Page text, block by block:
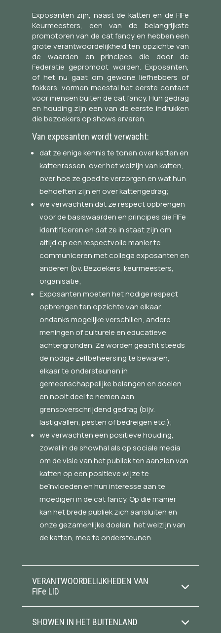
Exposanten zijn, naast de katten en de FIFe
Keurmeesters, een van de belangrijkste
promotoren van de cat fancy en hebben een
grote verantwoordelijkheid ten opzichte van
de waarden en principes die door de
Federatie gepromoot worden. Exposanten,
of het nu gaat om gewone liefhebbers of
fokkers, vormen meestal het eerste contact
voor mensen buiten de cat fancy. Hun gedrag
en houding zijn een van de eerste indrukken
die bezoekers op shows ervaren.
Van exposanten wordt verwacht:
dat ze enige kennis te tonen over katten en
kattenrassen, over het welzijn van katten,
over hoe ze goed te verzorgen en wat hun
behoeften zijn en over kattengedrag;
we verwachten dat ze respect opbrengen
voor de basiswaarden en principes die FIFe
identificeren en dat ze in staat zijn om
altijd op een respectvolle manier te
communiceren met collega exposanten en
anderen (bv. Bezoekers, keurmeesters,
organisatie;
Exposanten moeten het nodige respect
opbrengen ten opzichte van elkaar,
ondanks mogelijke verschillen, andere
meningen of culturele en educatieve
achtergronden. Ze worden geacht steeds
de nodige zelfbeheersing te bewaren,
elkaar te ondersteunen in
gemeenschappelijke belangen en doelen
en nooit deel te nemen aan
grensoverschrijdend gedrag (bijv.
lastigvallen, pesten of bedreigen etc.);
we verwachten een positieve houding,
zowel in de showhal als op sociale media
om de visie van het publiek ten aanzien van
katten op een positieve wijze te
beïnvloeden en hun interesse aan te
moedigen in de cat fancy. Op die manier
kan het brede publiek zich aansluiten en
onze gezamenlijke doelen, het welzijn van
de katten, mee te ondersteunen.
VERANTWOORDELIJKHEDEN VAN
FIFe LID
SHOWEN IN HET BUITENLAND